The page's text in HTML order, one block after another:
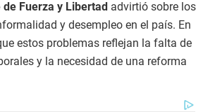
Fuerza y Libertad advirtió sobre los
y desempleo en el país. En
estos problemas reflejan la falta de
y la necesidad de una reforma